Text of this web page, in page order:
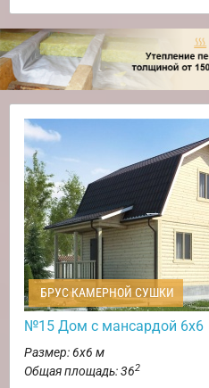
БРУС КАМЕРНОЙ СУШКИ
№15 Дом с мансардой 6х6
Размер: 6х6 м
Общая площадь: 362